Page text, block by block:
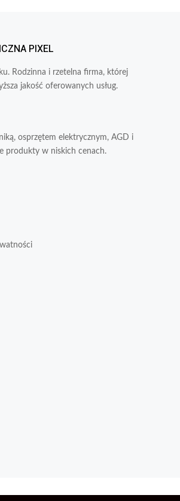
PIXEL
Rodzinna i rzetelna firma, której
jakość oferowanych usług.
osprzętem elektrycznym, AGD i
produkty w niskich cenach.